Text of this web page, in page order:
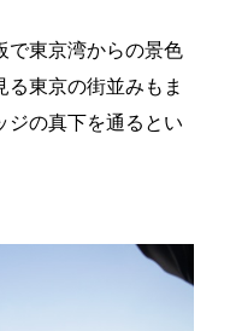
で東京湾からの景色
る東京の街並みもま
ジの真下を通るとい